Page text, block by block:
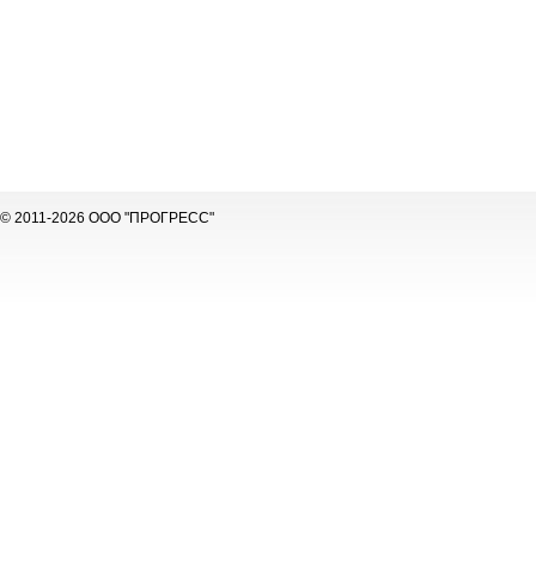
© 2011-2026 ООО "ПРОГРЕСС"